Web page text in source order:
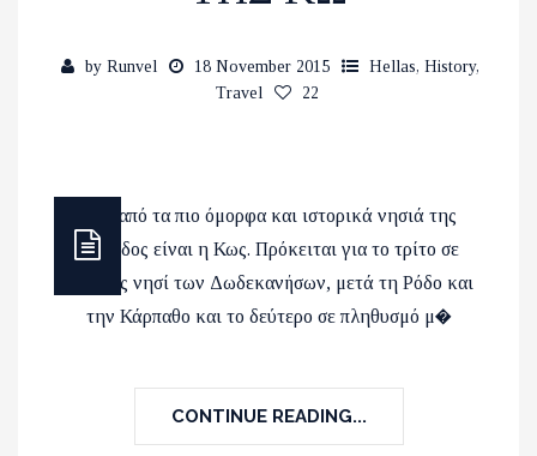
by Runvel 18 November 2015 Hellas, History,
Travel
22
Ένα από τα πιο όμορφα και ιστορικά νησιά της
Ελλάδος είναι η Κως. Πρόκειται για το τρίτο σε
μέγεθος νησί των Δωδεκανήσων, μετά τη Ρόδο και
την Κάρπαθο και το δεύτερο σε πληθυσμό μ�
CONTINUE READING...